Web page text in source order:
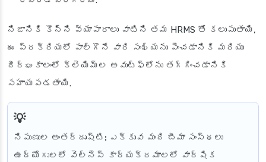
నిజానికి కొన్ని వ్యాపారాలు వాటిని తమ HRMS తో కలుపుతాయి,
ఈ ప్రక్రియలో పాల్గొనే వారి సంఖ్యను పెంచడానికి మరియు
దీర్ఘకాలంలో క్లెయిమ్‌ల అవుట్‌ఫ్లోను తగ్గించడానికి
సహాయపడతాయి.
నిపుణుల అంతర్దృష్టి: ఎక్కువ మంది బీమా సంస్థలు
ఉద్యోగులలో వెల్‌నెస్ కార్యక్రమాలలో వార్షిక